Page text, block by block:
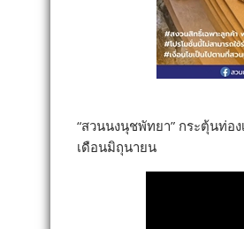
“สวนนงนุชพัทยา” กระตุ้นท่อ
เดือนมิถุนายน